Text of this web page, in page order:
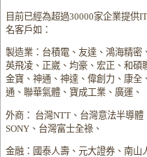
目前已經為超過30000家企業提供
名客戶如：
製造業：台積電、友達、鴻海精
英飛凌、正崴、均豪、宏正、和
金寶、神通、神達、偉創力、康
通、聯華氣體、寶成工業、廣運、
外商： 台灣NTT、台灣意法半導體
SONY、台灣富士全祿、
金融：國泰人壽、元大證券、南